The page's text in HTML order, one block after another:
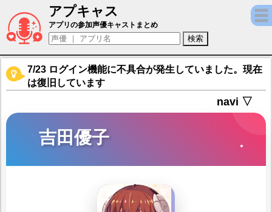
アプキャス
吉田優子（声優：小原好美)【きららファン
アプリの参加声優キャストまとめ
7/23 ログイン機能に不具合が発生していました。現在
は復旧しています
navi ▽
吉田優子